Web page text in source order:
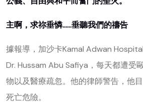
主啊，求祢垂憐……垂聽我們的禱告
據報導，加沙卡Kamal Adwan
Dr. Hussam Abu Safiya，每天都遭受
物以及醫療疏忽。他的律師警告，他
死亡危險。